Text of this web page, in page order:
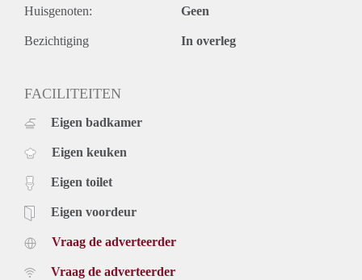
- Eindschoonmaak verplicht.
- Borg gelijk aan 2 maanden huur.
- Eenmalige servicekosten á 295,- exclusief.
Prijs
Inclusief stoffering en keukenapparatuur.
ons opnemen of uzelf inschrijven op onze website.
Huisgenoten: Geen
Bezichtiging In overleg
FACILITEITEN
Eigen badkamer
Eigen keuken
Eigen toilet
Eigen voordeur
Vraag de adverteerder
Vraag de adverteerder